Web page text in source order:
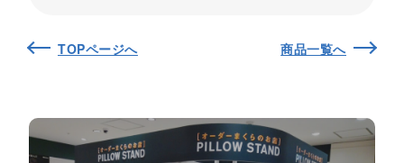
TOPページへ 商品一覧へ